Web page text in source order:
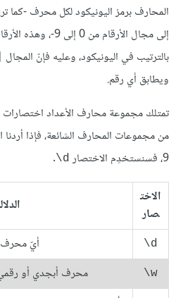
المحارف برمز اليونيكود لكل محرف -كما
بالترتيب في اليونيكود، وعليه فإنّ المجال
ويطابق أي رقم.
تمتلك مجموعة محارف الأعداد
9، فسنستخدِم الاختصار
‎\d
.
الاخت
صار
‎\d أيّ
‎\w
محرف أبجدي أو